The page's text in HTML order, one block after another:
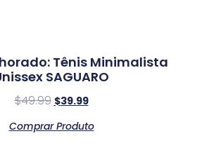
Tênis Minimalista
SAGUARO
$49.99 $39.99
Comprar Produto